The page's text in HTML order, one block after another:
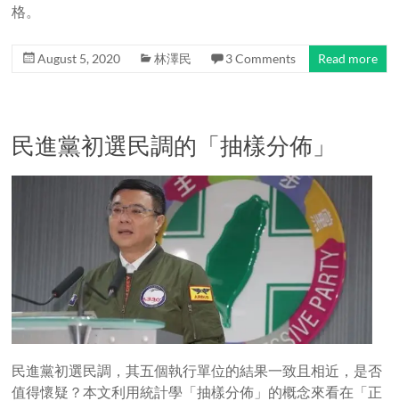
格。
August 5, 2020 林澤民 3 Comments Read more
民進黨初選民調的「抽樣分佈」
民進黨初選民調，其五個執行單位的結果一致且相近，是否
值得懷疑？本文利用統計學「抽樣分佈」的概念來看在「正